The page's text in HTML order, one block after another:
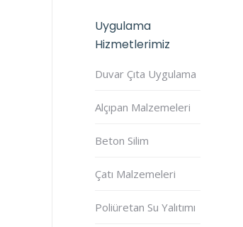
Uygulama
Hizmetlerimiz
Duvar Çıta Uygulama
Alçıpan Malzemeleri
Beton Silim
Çatı Malzemeleri
Poliüretan Su Yalıtımı